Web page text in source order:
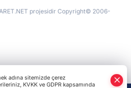
projesidir Copyright© 2006-
adına sitemizde çerez
KVKK ve GDPR kapsamında